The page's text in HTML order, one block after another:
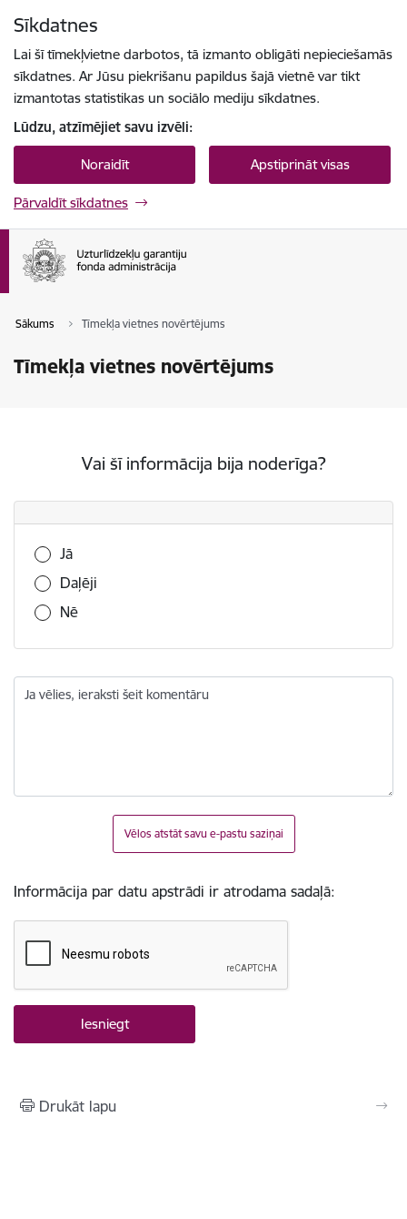
Sīkdatnes
Lai šī tīmekļvietne darbotos, tā izmanto obligāti nepieciešamās
sīkdatnes. Ar Jūsu piekrišanu papildus šajā vietnē var tikt
izmantotas statistikas un sociālo mediju sīkdatnes.
Lūdzu, atzīmējiet savu izvēli:
Noraidīt Apstiprināt visas
Pārvaldīt sīkdatnes
Sākums Tīmekļa vietnes novērtējums
Tīmekļa vietnes novērtējums
Vai šī informācija bija noderīga?
Vai šī informācija bija noderīga?
Jā
Daļēji
Nē
Ja vēlies, ieraksti šeit komentāru
Vēlos atstāt savu e-pastu saziņai
Informācija par datu apstrādi ir atrodama sadaļā:
Drukāt lapu